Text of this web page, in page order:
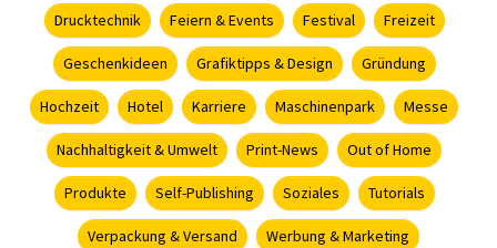
Drucktechnik Feiern & Events Festival Freizeit
Geschenkideen Grafiktipps & Design Gründung
Hochzeit Hotel Karriere Maschinenpark Messe
Nachhaltigkeit & Umwelt Print-News Out of Home
Produkte Self-Publishing Soziales Tutorials
Verpackung & Versand Werbung & Marketing